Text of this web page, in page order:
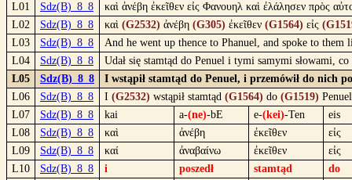
L01 Sdz(B)_8_8
καὶ ἀνέβη ἐκεῖθεν εἰς Φανουηλ καὶ ἐλάλησεν πρὸς
L02
Sdz(B)_8_8 καὶ (G2532) ἀνέβη (G305) ἐκεῖθεν (G1564) εἰς
L03
Sdz(B)_8_8
And he went up thence to Phanuel, and spoke to them
L04
Sdz(B)_8_8
Udał się stamtąd do Penuel i tymi samymi słowami,
L05
Sdz(B)_8_8
I wstąpił stamtąd do Penuel, i przemówił do nich
L06
Sdz(B)_8_8 I (G2532) wstąpił stamtąd (G1564) do (G1519)
L07
Sdz(B)_8_8 kai a-(ne)-bE e-(kei)-Ten
eis
L08
Sdz(B)_8_8 καὶ ἀνέβη ἐκεῖθεν
εἰς
L09
Sdz(B)_8_8 καί ἀναβαίνω ἐκεῖθεν
εἰς
L10
Sdz(B)_8_8 i poszedł stamtąd do